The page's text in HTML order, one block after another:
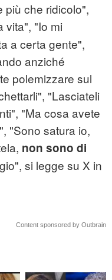
più che ridicolo",
vita", "Io mi
a certa gente",
anziché
polemizzare sul
"Lasciateli
"Ma cosa avete
"Sono satura io,
non sono di
si legge su X in
Content sponsored by Outbrain